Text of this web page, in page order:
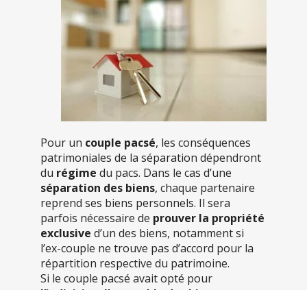
Pour un couple pacsé, les conséquences
patrimoniales de la séparation dépendront
du régime du pacs. Dans le cas d’une
séparation des biens, chaque partenaire
reprend ses biens personnels. Il sera
parfois nécessaire de prouver la propriété
exclusive d’un des biens, notamment si
l’ex-couple ne trouve pas d’accord pour la
répartition respective du patrimoine.
Si le couple pacsé avait opté pour